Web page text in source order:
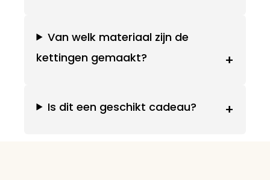
Van welk materiaal zijn de
kettingen gemaakt?
+
Is dit een geschikt cadeau? +